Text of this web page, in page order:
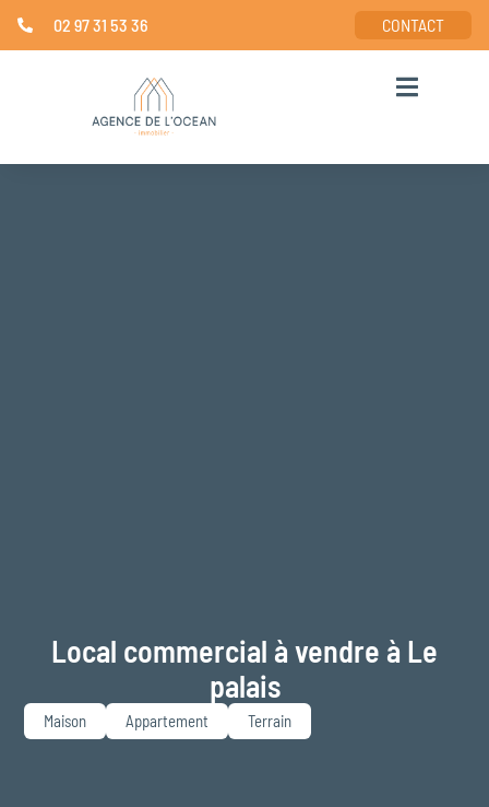
02 97 31 53 36 CONTACT
Local commercial à vendre à Le
palais
Maison Appartement Terrain